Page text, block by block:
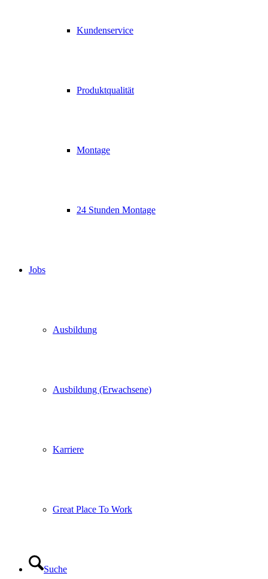
Kundenservice
Produktqualität
Montage
24 Stunden Montage
Jobs
Ausbildung
Ausbildung (Erwachsene)
Karriere
Great Place To Work
Suche